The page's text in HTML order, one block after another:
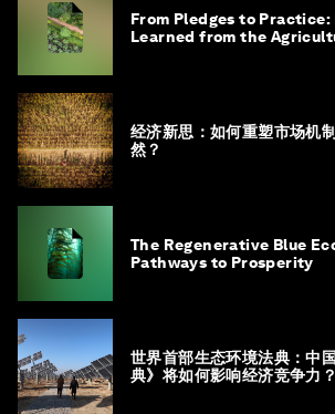
From Pledges to Practice:
Learned from the
经济新思：如何重塑市场机
然？
The Regenerative Blue
Pathways to Prosperity
世界首部生态环境法典：中
典》将如何影响经济竞争力？